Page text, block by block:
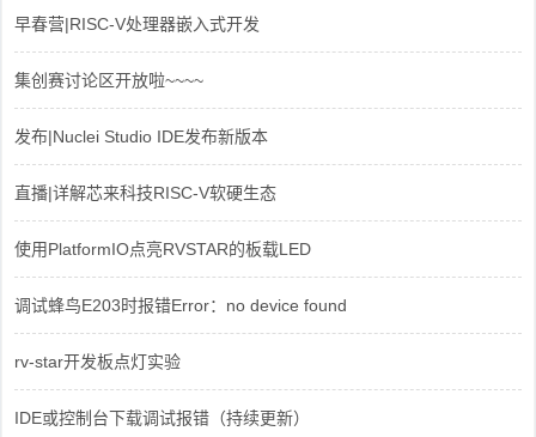
早春营|RISC-V处理器嵌入式开发
集创赛讨论区开放啦~~~~
发布|Nuclei Studio IDE发布新版本
直播|详解芯来科技RISC-V软硬生态
使用PlatformIO点亮RVSTAR的板载LED
调试蜂鸟E203时报错Error：no device found
rv-star开发板点灯实验
IDE或控制台下载调试报错（持续更新）